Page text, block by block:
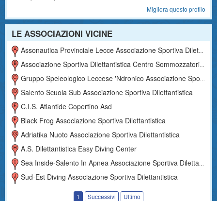
Migliora questo profilo
LE ASSOCIAZIONI VICINE
Assonautica Provinciale Lecce Associazione Sportiva Dilettantistica
Associazione Sportiva Dilettantistica Centro Sommozzatori Lecce
Gruppo Speleologico Leccese 'ndronico Associazione Sportiva Dilettantistica
Salento Scuola Sub Associazione Sportiva Dilettantistica
C.i.s. Atlantide Copertino Asd
Black Frog Associazione Sportiva Dilettantistica
Adriatika Nuoto Associazione Sportiva Dilettantistica
A.s. Dilettantistica Easy Diving Center
Sea Inside-Salento In Apnea Associazione Sportiva Dilettantistica
Sud-Est Diving Associazione Sportiva Dilettantistica
1 Successivi Ultimo